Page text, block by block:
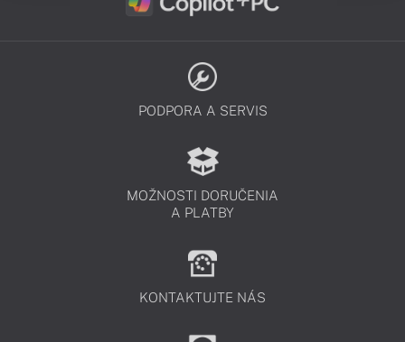
PODPORA A SERVIS
MOŽNOSTI DORUČENIA
A PLATBY
KONTAKTUJTE NÁS